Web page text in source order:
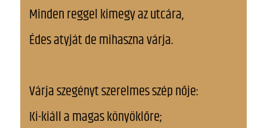
Minden reggel kimegy az utcára,
Édes atyját de mihaszna várja.
Várja szegényt szerelmes szép nője:
Ki-kiáll a magas könyöklőre;